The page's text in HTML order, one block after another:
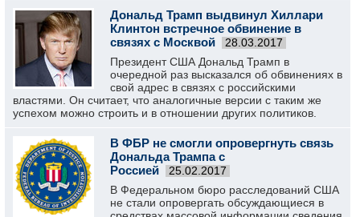
Дональд Трамп выдвинул Хиллари
Клинтон встречное обвинение в
связях с Москвой
28.03.2017
Президент США Дональд Трамп в
очередной раз высказался об обвинениях в
свой адрес в связях с российскими
властями. Он считает, что аналогичные версии с таким же
успехом можно строить и в отношении других политиков.
В ФБР не смогли опровергнуть связь
Дональда Трампа с
Россией
25.02.2017
В Федеральном бюро расследований США
не стали опровергать обсуждающиеся в